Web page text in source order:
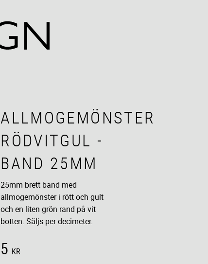
ALLMOGEMÖNSTER
RÖDVITGUL -
BAND 25MM
25mm brett band med
allmogemönster i rött och gult
och en liten grön rand på vit
botten. Säljs per decimeter.
5 KR